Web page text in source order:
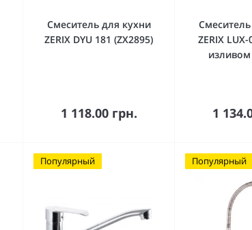
Смеситель для кухни
ZERIX DYU 181 (ZX2895)
1 118.00 грн.
В корзину
ZERIX
изливом
1 В
Популярный Популярный